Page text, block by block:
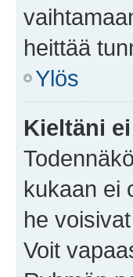
heittää
Ylös
Kieltäni
kukaan ei
he
Voit